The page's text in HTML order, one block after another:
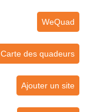
WeQuad
Carte des quadeurs
Ajouter un site